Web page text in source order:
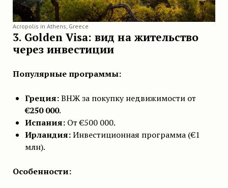
Acropolis in Athens, Greece
3. Golden Visa: вид на жительство
через инвестиции
Популярные программы:
Греция:ВНЖ за покупку недвижимости от
€250 000.
Испания:От €500 000.
Ирландия:Инвестиционная программа (€1
млн).
Особенности: